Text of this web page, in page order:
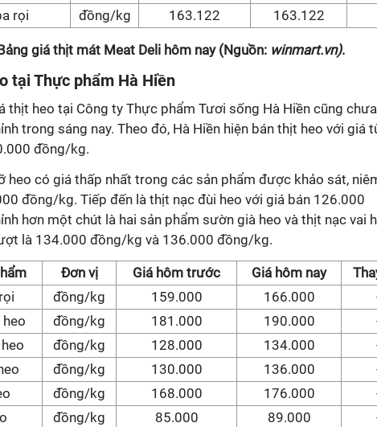
rọi
đồng/kg 163.122 163.122
giá thịt mát Meat Deli hôm nay (Nguồn: winmart.vn).
tại Thực phẩm Hà Hiền
thịt heo tại Công ty Thực phẩm Tươi sống Hà Hiền cũng
trong sáng nay. Theo đó, Hà Hiền hiện bán thịt heo với giá
đồng/kg.
heo có giá thấp nhất trong các sản phẩm được khảo sát,
đồng/kg. Tiếp đến là thịt nạc đùi heo với giá bán 126.000
hơn một chút là hai sản phẩm sườn già heo và thịt nạc vai
là 134.000 đồng/kg và 136.000 đồng/kg.
Đơn vị Giá hôm trước Giá hôm nay
đồng/kg 159.000 166.000
đồng/kg 181.000 190.000
đồng/kg 128.000 134.000
đồng/kg 130.000 136.000
đồng/kg 168.000 176.000
đồng/kg 85.000 89.000